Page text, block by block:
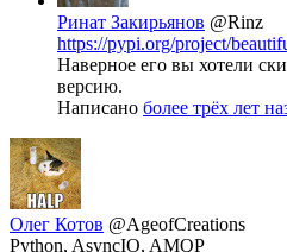
Ринат Закирьянов @Rinz
https://pypi.org/project/
Наверное его вы хотели
версию.
Написано более трёх лет
Олег Котов @AgeofCreations
Python, AsyncIO, AMQP